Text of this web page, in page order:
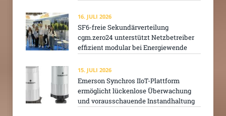
16. JULI 2026
SF6-freie Sekundärverteilung
cgm.zero24 unterstützt Netzbetreiber
effizient modular bei Energiewende
15. JULI 2026
Emerson Synchros IIoT-Plattform
ermöglicht lückenlose Überwachung
und vorausschauende Instandhaltung